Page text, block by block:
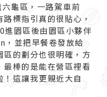
龜區，一路駕車前
標指引真的很貼心，
進園區後由園區小夥伴
並把早餐卷發放給
的劃分也很明確，方
棒的是能在營區裡看
這讓我更親近大自